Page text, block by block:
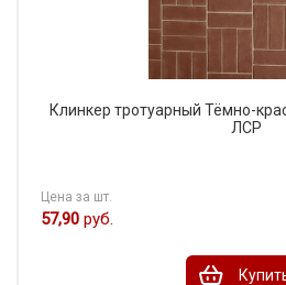
Клинкер тротуарный Тёмно-
ЛСР
Цена за шт.
57,90 руб.